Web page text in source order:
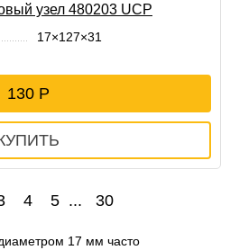
узел 480203 UCP
17×127×31
130
4 5 30
17 мм часто